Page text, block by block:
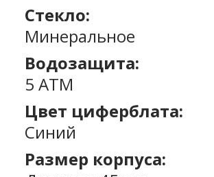
Стекло:
Минеральное
Водозащита:
5 ATM
Цвет циферблата:
Синий
Размер корпуса: